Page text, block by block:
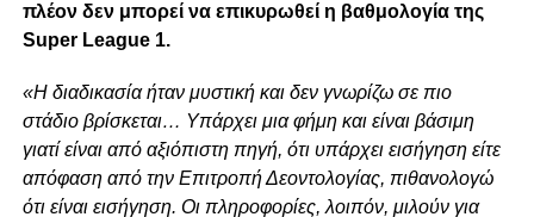
πλέον δεν μπορεί να επικυρωθεί η βαθμολογία της
Super League 1.
«Η διαδικασία ήταν μυστική και δεν γνωρίζω σε πιο
στάδιο βρίσκεται… Υπάρχει μια φήμη και είναι βάσιμη
γιατί είναι από αξιόπιστη πηγή, ότι υπάρχει εισήγηση είτε
απόφαση από την Επιτροπή Δεοντολογίας, πιθανολογώ
ότι είναι εισήγηση. Οι πληροφορίες, λοιπόν, μιλούν για